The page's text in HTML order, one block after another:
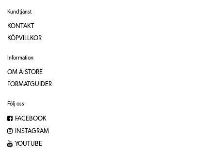
Kundtjänst
KONTAKT
KÖPVILLKOR
Information
OM A-STORE
FORMATGUIDER
Följ oss
FACEBOOK
INSTAGRAM
YOUTUBE